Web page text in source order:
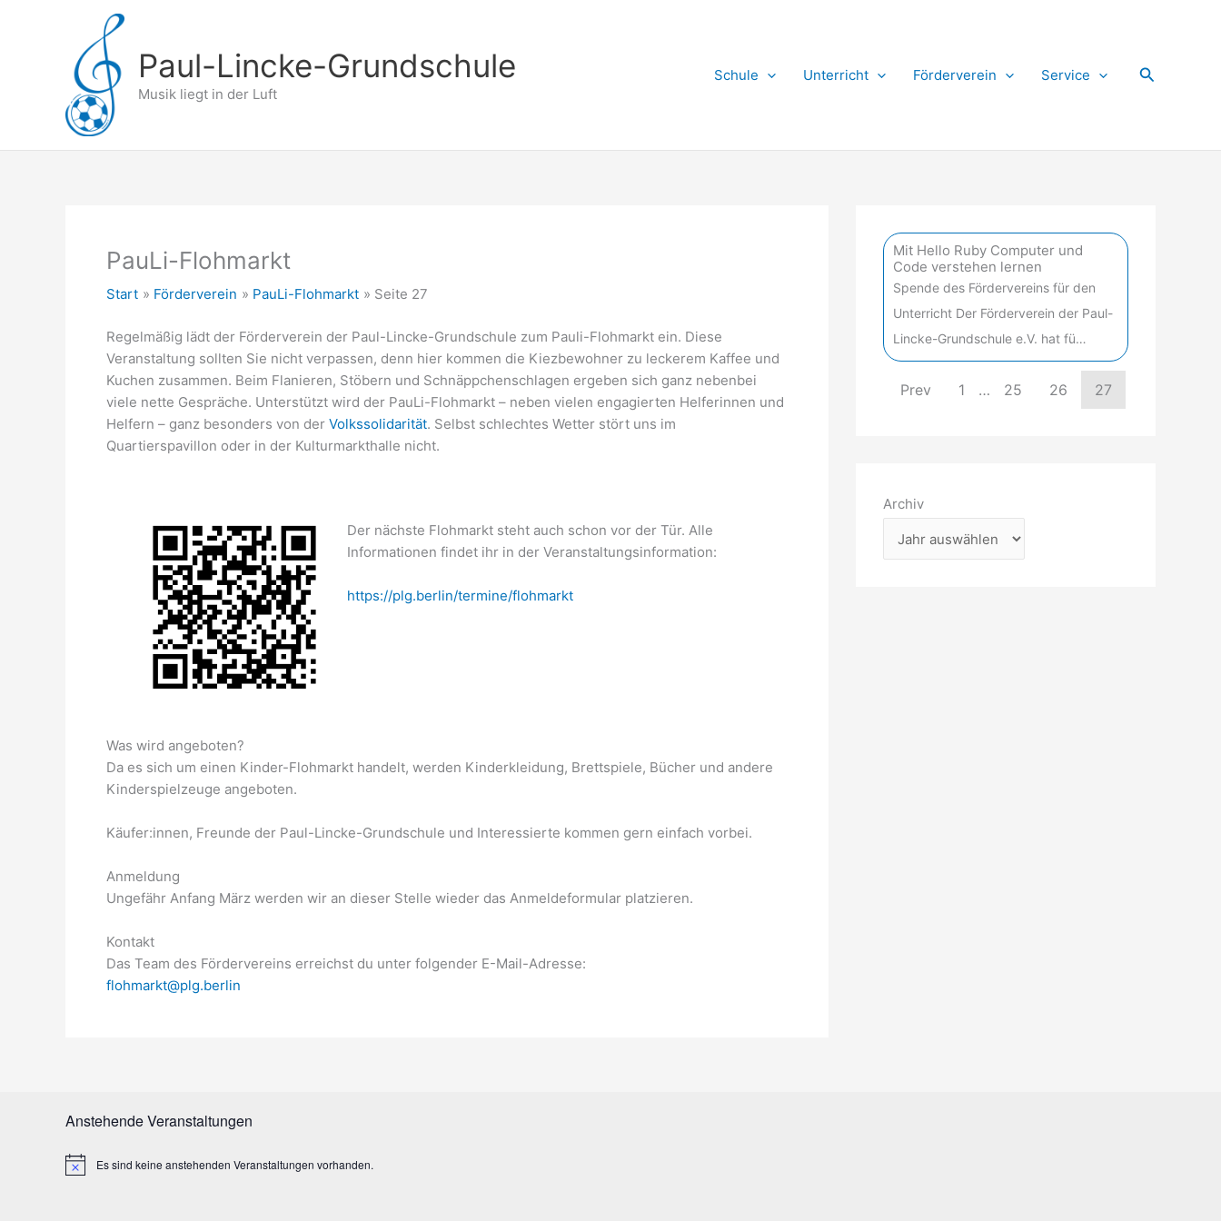
Paul-Lincke-Grundschule
Musik liegt in der Luft
Schule Unterricht Förderverein Service Suchen
PauLi-Flohmarkt
Start Förderverein PauLi-Flohmarkt Seite 27
Regelmäßig lädt der Förderverein der Paul-Lincke-Grundschule zum Pauli-Flohmarkt ein. Diese
Veranstaltung sollten Sie nicht verpassen, denn hier kommen die Kiezbewohner zu leckerem Kaffee und
Kuchen zusammen. Beim Flanieren, Stöbern und Schnäppchenschlagen ergeben sich ganz nebenbei
viele nette Gespräche. Unterstützt wird der PauLi-Flohmarkt – neben vielen engagierten Helferinnen und
Helfern – ganz besonders von der Volkssolidarität. Selbst schlechtes Wetter stört uns im
Quartierspavillon oder in der Kulturmarkthalle nicht.
Der nächste Flohmarkt steht auch schon vor der Tür. Alle
Informationen findet ihr in der Veranstaltungsinformation:
https://plg.berlin/termine/flohmarkt
Was wird angeboten?
Da es sich um einen Kinder-Flohmarkt handelt, werden Kinderkleidung, Brettspiele, Bücher und andere
Kinderspielzeuge angeboten.
Käufer:innen, Freunde der Paul-Lincke-Grundschule und Interessierte kommen gern einfach vorbei.
Anmeldung
Ungefähr Anfang März werden wir an dieser Stelle wieder das Anmeldeformular platzieren.
Kontakt
Das Team des Fördervereins erreichst du unter folgender E-Mail-Adresse:
flohmarkt@plg.berlin
Mit Hello Ruby Computer und
Code verstehen lernen
Spende des Fördervereins für den
Unterricht Der Förderverein der Paul-
Lincke-Grundschule e.V. hat fü…
Prev 1 … 25 26 27
Archiv
Anstehende Veranstaltungen
H
Es sind keine anstehenden Veranstaltungen vorhanden.